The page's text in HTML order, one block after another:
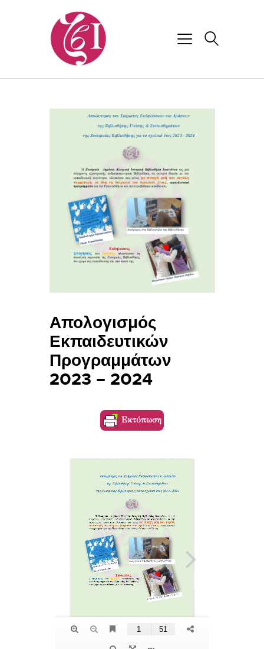
Απολογισμός
Εκπαιδευτικών
Προγραμμάτων
2023 – 2024
Εκτύπωση